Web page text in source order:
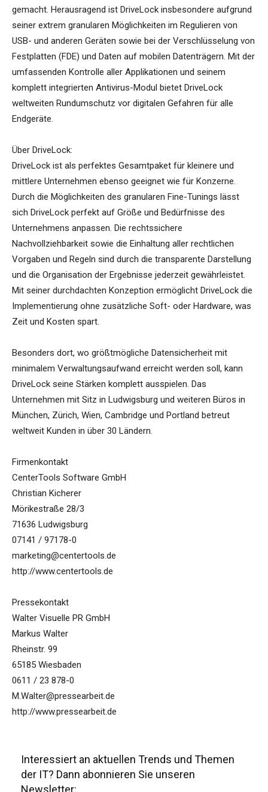
gemacht. Herausragend ist DriveLock insbesondere aufgrund
seiner extrem granularen Möglichkeiten im Regulieren von
USB- und anderen Geräten sowie bei der Verschlüsselung von
Festplatten (FDE) und Daten auf mobilen Datenträgern. Mit der
umfassenden Kontrolle aller Applikationen und seinem
komplett integrierten Antivirus-Modul bietet DriveLock
weltweiten Rundumschutz vor digitalen Gefahren für alle
Endgeräte.
Über DriveLock:
DriveLock ist als perfektes Gesamtpaket für kleinere und
mittlere Unternehmen ebenso geeignet wie für Konzerne.
Durch die Möglichkeiten des granularen Fine-Tunings lässt
sich DriveLock perfekt auf Größe und Bedürfnisse des
Unternehmens anpassen. Die rechtssichere
Nachvollziehbarkeit sowie die Einhaltung aller rechtlichen
Vorgaben und Regeln sind durch die transparente Darstellung
und die Organisation der Ergebnisse jederzeit gewährleistet.
Mit seiner durchdachten Konzeption ermöglicht DriveLock die
Implementierung ohne zusätzliche Soft- oder Hardware, was
Zeit und Kosten spart.
Besonders dort, wo größtmögliche Datensicherheit mit
minimalem Verwaltungsaufwand erreicht werden soll, kann
DriveLock seine Stärken komplett ausspielen. Das
Unternehmen mit Sitz in Ludwigsburg und weiteren Büros in
München, Zürich, Wien, Cambridge und Portland betreut
weltweit Kunden in über 30 Ländern.
Firmenkontakt
CenterTools Software GmbH
Christian Kicherer
Mörikestraße 28/3
71636 Ludwigsburg
07141 / 97178-0
marketing@centertools.de
http://www.centertools.de
Pressekontakt
Walter Visuelle PR GmbH
Markus Walter
Rheinstr. 99
65185 Wiesbaden
0611 / 23 878-0
M.Walter@pressearbeit.de
http://www.pressearbeit.de
Interessiert an aktuellen Trends und Themen
der IT? Dann abonnieren Sie unseren
Newsletter: